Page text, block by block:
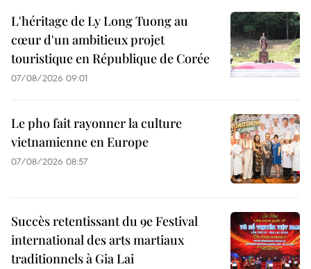
L'héritage de Ly Long Tuong au
cœur d'un ambitieux projet
touristique en République de Corée
07/08/2026 09:01
Le pho fait rayonner la culture
vietnamienne en Europe
07/08/2026 08:57
Succès retentissant du 9e Festival
international des arts martiaux
traditionnels à Gia Lai